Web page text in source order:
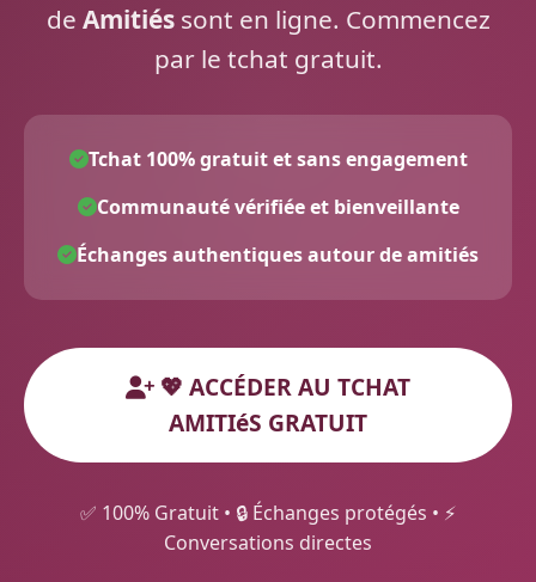
de Amitiéssont en ligne. Commencez
par le tchat gratuit.
Tchat 100% gratuit et sans engagement
Communauté vérifiée et bienveillante
Échanges authentiques autour de amitiés
💖 ACCÉDER AU TCHAT
AMITIéS GRATUIT
✅ 100% Gratuit • 🔒 Échanges protégés • ⚡
Conversations directes